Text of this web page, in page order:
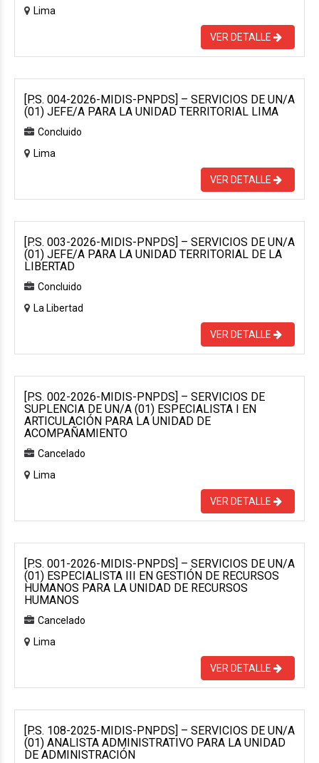
Lima
VER DETALLE
[P.S. 004-2026-MIDIS-PNPDS] – SERVICIOS DE UN/A
(01) JEFE/A PARA LA UNIDAD TERRITORIAL LIMA
Concluido
Lima
VER DETALLE
[P.S. 003-2026-MIDIS-PNPDS] – SERVICIOS DE UN/A
(01) JEFE/A PARA LA UNIDAD TERRITORIAL DE LA
LIBERTAD
Concluido
La Libertad
VER DETALLE
[P.S. 002-2026-MIDIS-PNPDS] – SERVICIOS DE
SUPLENCIA DE UN/A (01) ESPECIALISTA I EN
ARTICULACIÓN PARA LA UNIDAD DE
ACOMPAÑAMIENTO
Cancelado
Lima
VER DETALLE
[P.S. 001-2026-MIDIS-PNPDS] – SERVICIOS DE UN/A
(01) ESPECIALISTA III EN GESTIÓN DE RECURSOS
HUMANOS PARA LA UNIDAD DE RECURSOS
HUMANOS
Cancelado
Lima
VER DETALLE
[P.S. 108-2025-MIDIS-PNPDS] – SERVICIOS DE UN/A
(01) ANALISTA ADMINISTRATIVO PARA LA UNIDAD
DE ADMINISTRACIÓN